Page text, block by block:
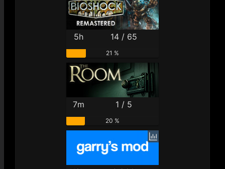
5h 14 / 65
21 %
7m 1 / 5
20 %